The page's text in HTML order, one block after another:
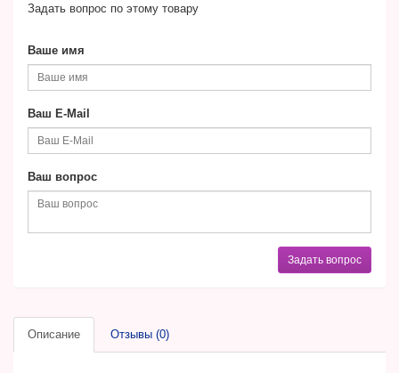
Задать вопрос по этому товару
Ваше имя
Ваш E-Mail
Ваш вопрос
Задать вопрос
Описание Отзывы (0)